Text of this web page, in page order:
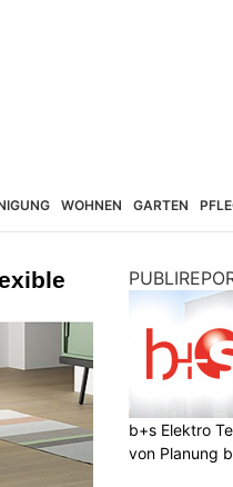
WOHNEN GARTEN
b+s Elektro
von Planung